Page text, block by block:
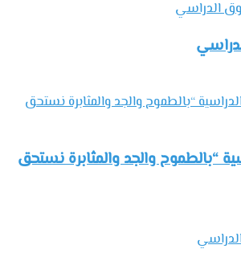
“بالطموح والجد والمثابرة نستحق